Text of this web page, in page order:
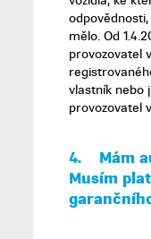
mělo. Od
provozovatel
vlastník nebo
provozovatel
4. Mám
Musím